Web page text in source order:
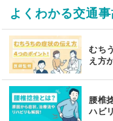
よくわかる交通
むち
え方
腰椎
ハビ